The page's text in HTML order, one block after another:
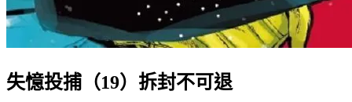
失憶投捕（19）拆封不可退